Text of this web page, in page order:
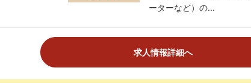
ーターなど）の...
求人情報詳細へ